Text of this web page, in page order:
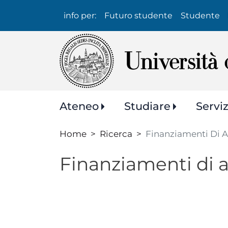
Info
per:
info per: Futuro studente Studente
Navigazione
Ateneo Studiare
Home Ricerca Finanziamenti Di
Finanziamenti di